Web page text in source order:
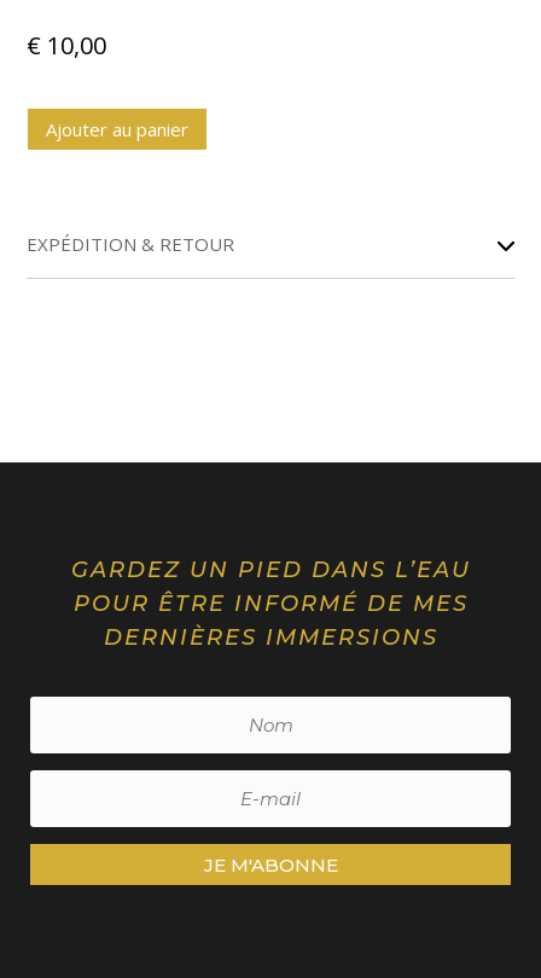
€ 10,00
Ajouter au panier
n
a
EXPÉDITION & RETOUR
GARDEZ UN PIED DANS L’EAU
POUR ÊTRE INFORMÉ DE MES
DERNIÈRES IMMERSIONS
JE M'ABONNE